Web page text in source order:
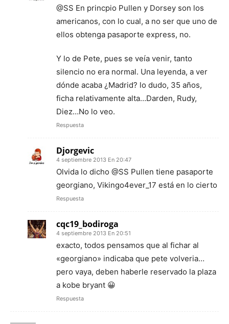
@SS En princpio Pullen y Dorsey son los
americanos, con lo cual, a no ser que uno de
ellos obtenga pasaporte express, no.
Y lo de Pete, pues se veía venir, tanto
silencio no era normal. Una leyenda, a ver
dónde acaba ¿Madrid? lo dudo, 35 años,
ficha relativamente alta…Darden, Rudy,
Diez…No lo veo.
Respuesta
Djorgevic
4 septiembre 2013 En 20:47
Olvida lo dicho @SS Pullen tiene pasaporte
georgiano, Vikingo4ever_17 está en lo cierto
Respuesta
cqc19_bodiroga
4 septiembre 2013 En 20:51
exacto, todos pensamos que al fichar al
«georgiano» indicaba que pete volveria…
pero vaya, deben haberle reservado la plaza
a kobe bryant 😀
Respuesta